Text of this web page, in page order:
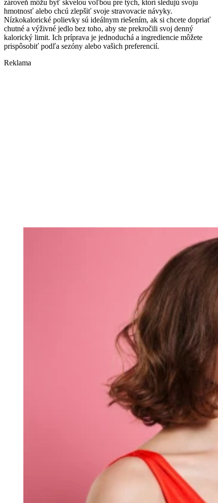
zároveň môžu byť skvelou voľbou pre tých, ktorí sledujú svoju
hmotnosť alebo chcú zlepšiť svoje stravovacie návyky.
Nízkokalorické polievky sú ideálnym riešením, ak si chcete dopriať
chutné a výživné jedlo bez toho, aby ste prekročili svoj denný
kalorický limit. Ich príprava je jednoduchá a ingrediencie môžete
prispôsobiť podľa sezóny alebo vašich preferencií.
Reklama